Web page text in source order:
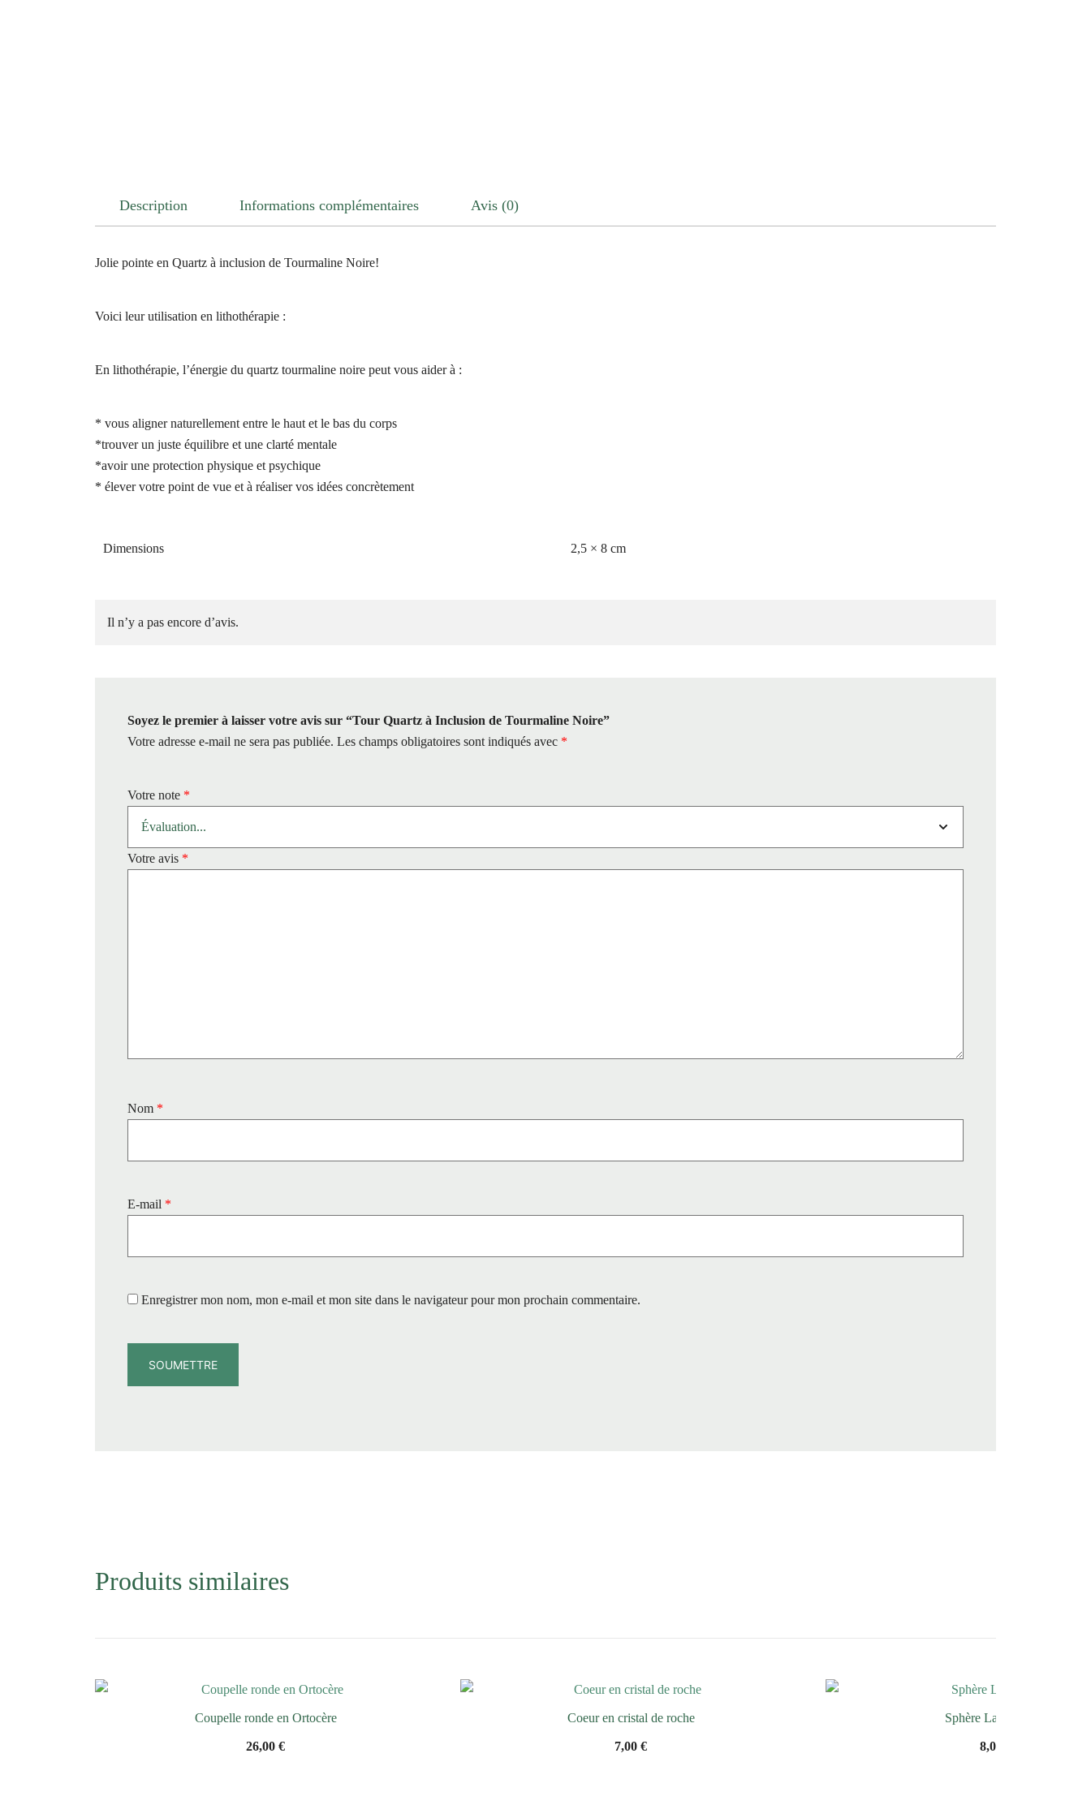
Description Informations complémentaires Avis (0)
Jolie pointe en Quartz à inclusion de Tourmaline Noire!
Voici leur utilisation en lithothérapie :
En lithothérapie, l’énergie du quartz tourmaline noire peut vous aider à :
* vous aligner naturellement entre le haut et le bas du corps
*trouver un juste équilibre et une clarté mentale
*avoir une protection physique et psychique
* élever votre point de vue et à réaliser vos idées concrètement
Dimensions 2,5 × 8 cm
Il n’y a pas encore d’avis.
Soyez le premier à laisser votre avis sur “Tour Quartz à Inclusion de Tourmaline Noire”
Votre adresse e-mail ne sera pas publiée. Les champs obligatoires sont indiqués avec *
Votre note *
Votre avis *
Nom *
E-mail *
Enregistrer mon nom, mon e-mail et mon site dans le navigateur pour mon prochain commentaire.
Produits similaires
Coupelle ronde en Ortocère
26,00 €
Coeur en cristal de roche
7,00 €
Sphère Lapis Lazuli
8,00